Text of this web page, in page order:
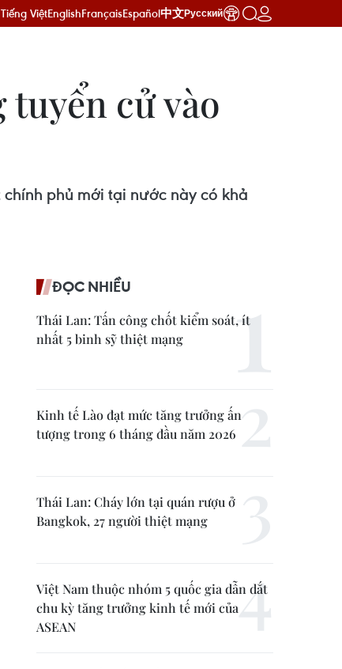
Tiếng ViệtEnglishFrançaisEspañol中文Русский
cử vào
phủ mới tại nước này có khả
ĐỌC NHIỀU
Thái Lan: Tấn công chốt kiểm soát, ít
nhất 5 binh sỹ thiệt mạng
Kinh tế Lào đạt mức tăng trưởng ấn
tượng trong 6 tháng đầu năm 2026
Thái Lan: Cháy lớn tại quán rượu ở
Bangkok, 27 người thiệt mạng
Việt Nam thuộc nhóm 5 quốc gia dẫn dắt
chu kỳ tăng trưởng kinh tế mới của
ASEAN